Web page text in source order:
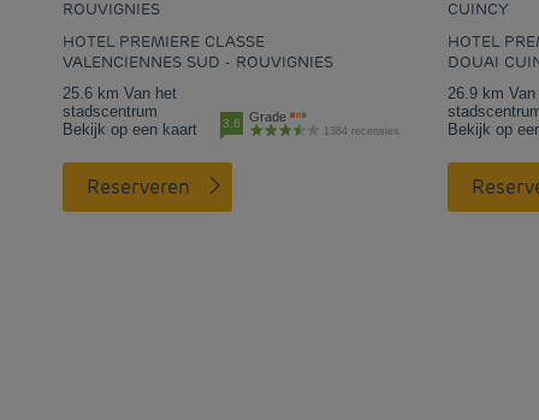
ROUVIGNIES
HOTEL PREMIERE CLASSE
VALENCIENNES SUD - ROUVIGNIES
25.6 km Van het
stadscentrum
Bekijk op een kaart
3.6 Grade
1384 recensies
Reserveren
CUINCY
HOTEL
DOUAI
26.9 km Van
Bekijk op